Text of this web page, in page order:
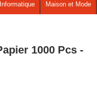
Maison et Mode
1000 Pcs -